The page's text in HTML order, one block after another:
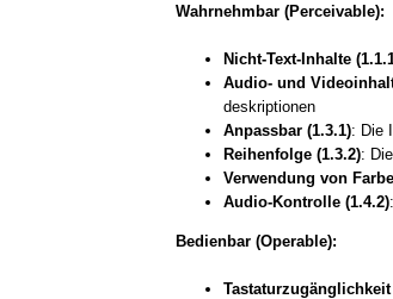
Wahr­nehm­bar (Per­ceiva­ble):
Nicht-Text-Inhalte
Audio- und
deskrip­tio­nen
Anpass­bar (1.3.1): Die
Rei­hen­fol­ge (1.3.2):
Ver­wen­dung von
Audio-Kontrolle (1.4.2)
Bedien­bar (Ope­ra­ble):
Tas­ta­tur­zu­gäng­lich­keit